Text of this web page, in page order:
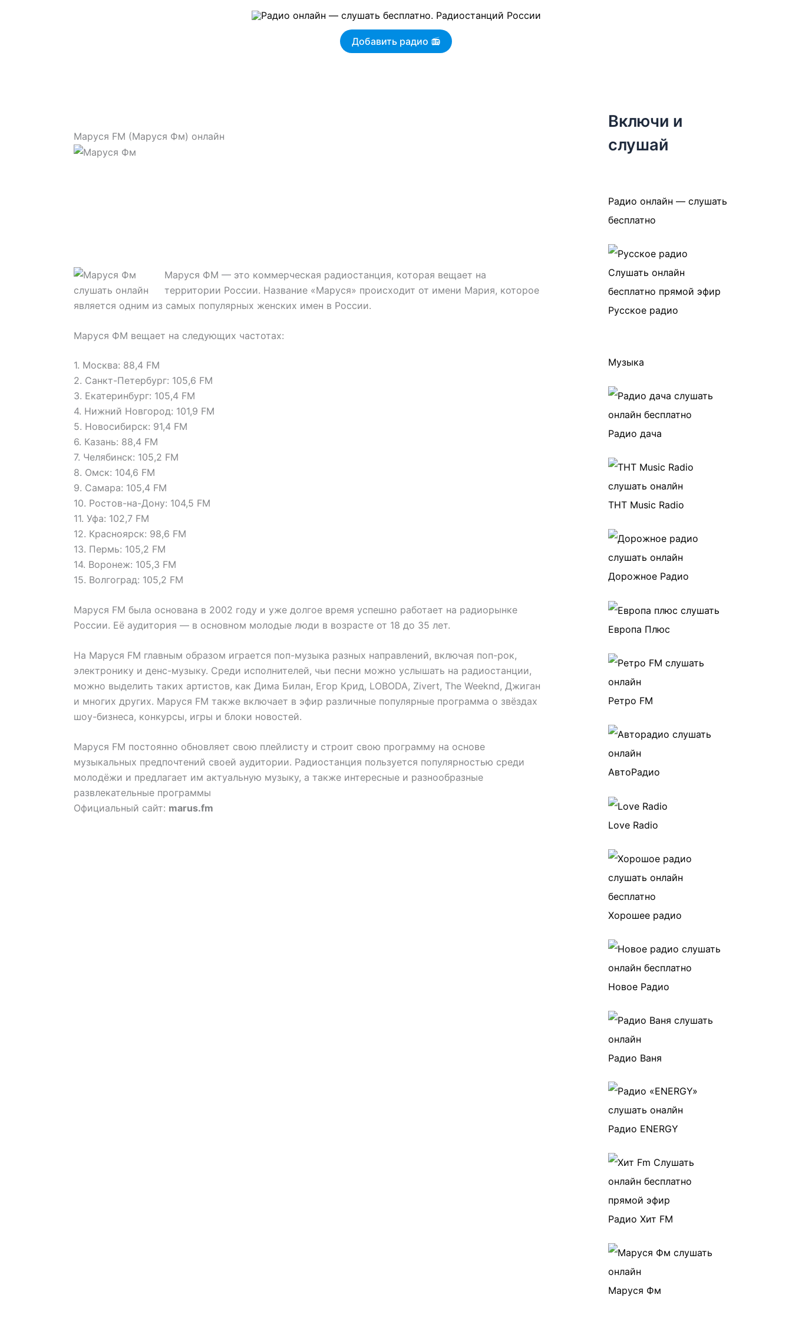
Добавить радио 📻
Маруся FM (Маруся Фм) онлайн
Маруся ФМ — это коммерческая радиостанция, которая вещает на
территории России. Название «Маруся» происходит от имени Мария, которое
является одним из самых популярных женских имен в России.
Маруся ФМ вещает на следующих частотах:
1. Москва: 88,4 FM
2. Санкт-Петербург: 105,6 FM
3. Екатеринбург: 105,4 FM
4. Нижний Новгород: 101,9 FM
5. Новосибирск: 91,4 FM
6. Казань: 88,4 FM
7. Челябинск: 105,2 FM
8. Омск: 104,6 FM
9. Самара: 105,4 FM
10. Ростов-на-Дону: 104,5 FM
11. Уфа: 102,7 FM
12. Красноярск: 98,6 FM
13. Пермь: 105,2 FM
14. Воронеж: 105,3 FM
15. Волгоград: 105,2 FM
Маруся FM была основана в 2002 году и уже долгое время успешно работает на радиорынке
России. Её аудитория — в основном молодые люди в возрасте от 18 до 35 лет.
На Маруся FM главным образом играется поп-музыка разных направлений, включая поп-рок,
электронику и денс-музыку. Среди исполнителей, чьи песни можно услышать на радиостанции,
можно выделить таких артистов, как Дима Билан, Егор Крид, LOBODA, Zivert, The Weeknd, Джиган
и многих других. Маруся FM также включает в эфир различные популярные программа о звёздах
шоу-бизнеса, конкурсы, игры и блоки новостей.
Маруся FM постоянно обновляет свою плейлисту и строит свою программу на основе
музыкальных предпочтений своей аудитории. Радиостанция пользуется популярностью среди
молодёжи и предлагает им актуальную музыку, а также интересные и разнообразные
развлекательные программы
Официальный сайт: marus.fm
Включи и
слушай
Радио онлайн — слушать
бесплатно
Русское радио
Музыка
Радио дача
ТНТ Music Radio
Дорожное Радио
Европа Плюс
Ретро FM
АвтоРадио
Love Radio
Хорошее радио
Новое Радио
Радио Ваня
Радио ENERGY
Радио Хит FM
Маруся Фм